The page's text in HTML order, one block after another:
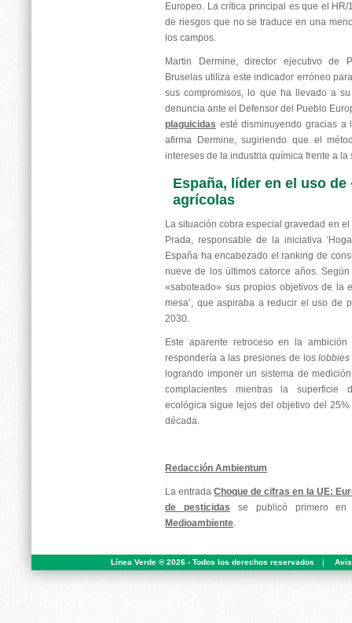
Europeo. La crítica principal es que el
de riesgos que no se traduce en una
los campos.
Martin Dermine, director ejecutivo de
Bruselas utiliza este indicador erróneo
sus compromisos, lo que ha llevado a
denuncia ante el Defensor del Pueblo
plaguicidas esté disminuyendo gracias
afirma Dermine, sugiriendo que el
intereses de la industria química frente a la
España, líder en el uso de
agrícolas
La situación cobra especial gravedad en
Prada, responsable de la iniciativa
España ha encabezado el ranking de
nueve de los últimos catorce años.
«saboteado» sus propios objetivos de la
mesa’, que aspiraba a reducir el uso de
2030.
Este aparente retroceso en la
respondería a las presiones de loslobbies
logrando imponer un sistema de
complacientes mientras la superficie
ecológica sigue lejos del objetivo del
década.
Redacción Ambientum
La entradaChoque de cifras en la UE:
de pesticidas se publicó primero
Medioambiente.
Línea Verde ® 2026 - Todos los derechos reservados |